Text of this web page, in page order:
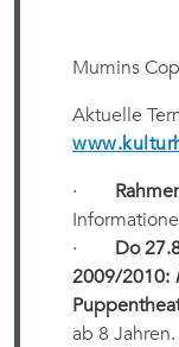
Mumins
Aktuelle
·
· Do
2009/2010:
ab 8